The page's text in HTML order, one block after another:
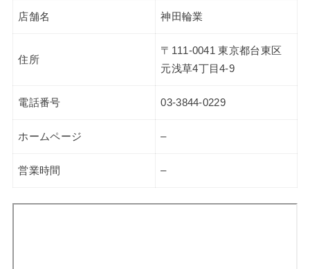
店舗名 神田輪業
住所
〒111-0041 東京都台東区
元浅草4丁目4-9
電話番号 03-3844-0229
ホームページ –
営業時間 –